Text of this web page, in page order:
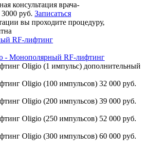
консультация врача-
3000 руб. Записаться
вы проходите процедуру,
RF-лифтинг
- Монополярный RF-лифтинг
Oligio (1 импульс) дополнительный
Oligio (100 импульсов) 32 000 руб.
Oligio (200 импульсов) 39 000 руб.
Oligio (250 импульсов) 52 000 руб.
Oligio (300 импульсов) 60 000 руб.